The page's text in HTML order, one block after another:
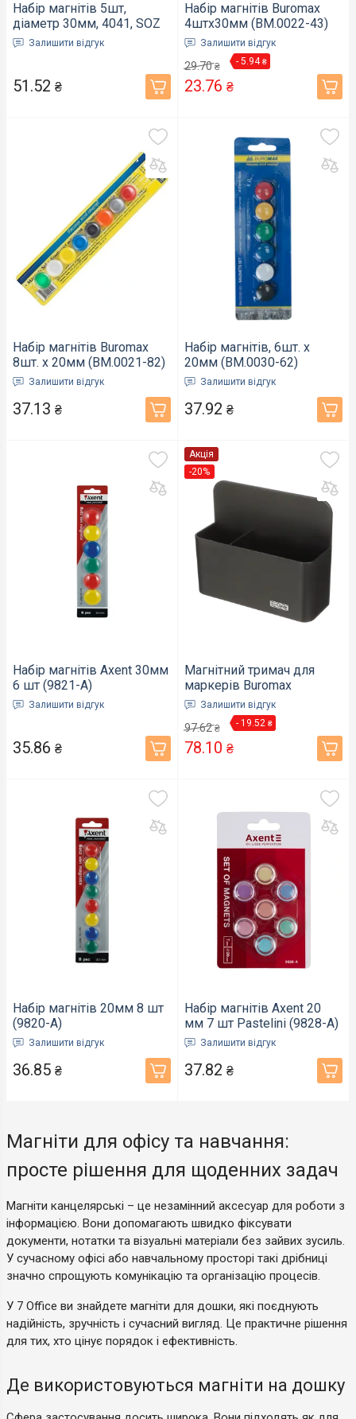
Набір магнітів 5шт,
діаметр 30мм, 4041, SOZ
(07050220)
Залишити відгук
51.52 ₴
Набір магнітів Buromax
4штх30мм (BM.0022-43)
Залишити відгук
29.70 ₴ - 5.94₴
23.76 ₴
Набір магнітів Buromax
8шт. х 20мм (BM.0021-82)
Залишити відгук
37.13 ₴
Набір магнітів, 6шт. х
20мм (BM.0030-62)
Залишити відгук
37.92 ₴
Набір магнітів Axent 30мм
6 шт (9821-A)
Залишити відгук
35.86 ₴
Акція
-20%
Магнітний тримач для
маркерів Buromax
подвійний 120х100мм
(BM.6701-01)
Залишити відгук
97.62 ₴ - 19.52 ₴
78.10 ₴
Набір магнітів 20мм 8 шт
(9820-A)
Залишити відгук
36.85 ₴
Набір магнітів Axent 20
мм 7 шт Pastelini (9828-А)
Залишити відгук
37.82 ₴
Магніти для офісу та навчання:
просте рішення для щоденних задач
Магніти канцелярські – це незамінний аксесуар для роботи з
інформацією. Вони допомагають швидко фіксувати
документи, нотатки та візуальні матеріали без зайвих зусиль.
У сучасному офісі або навчальному просторі такі дрібниці
значно спрощують комунікацію та організацію процесів.
У 7 Office ви знайдете магніти для дошки, які поєднують
надійність, зручність і сучасний вигляд. Це практичне рішення
для тих, хто цінує порядок і ефективність.
Де використовуються магніти на дошку